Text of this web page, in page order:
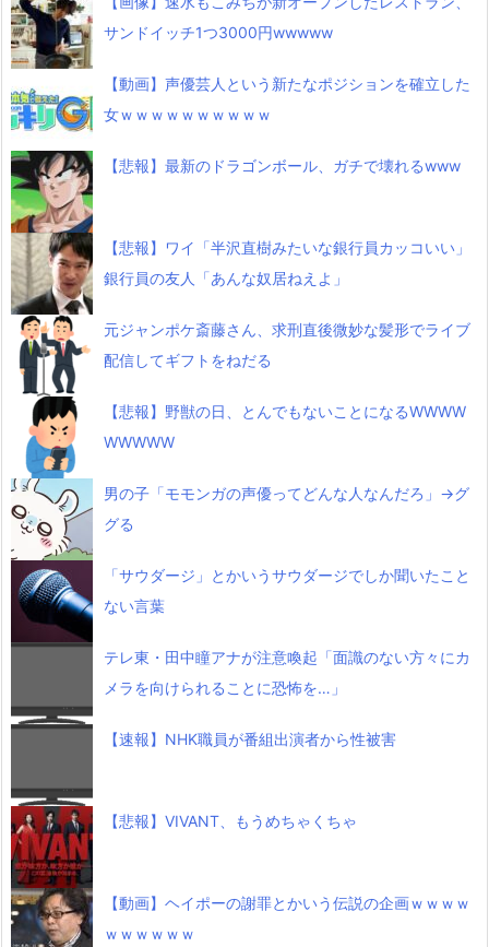
サンドイッチ1つ3000円wwwww
【動画】声優芸人という新たなポジションを確立した
女ｗｗｗｗｗｗｗｗｗｗ
【悲報】最新のドラゴンボール、ガチで壊れるwww
【悲報】ワイ「半沢直樹みたいな銀行員カッコいい」
銀行員の友人「あんな奴居ねえよ」
元ジャンポケ斎藤さん、求刑直後微妙な髪形でライブ
配信してギフトをねだる
【悲報】野獣の日、とんでもないことになるWWWW
WWWWW
男の子「モモンガの声優ってどんな人なんだろ」→グ
グる
「サウダージ」とかいうサウダージでしか聞いたこと
ない言葉
テレ東・田中瞳アナが注意喚起「面識のない方々にカ
メラを向けられることに恐怖を…」
【速報】NHK職員が番組出演者から性被害
【悲報】VIVANT、もうめちゃくちゃ
【動画】ヘイポーの謝罪とかいう伝説の企画ｗｗｗｗ
ｗｗｗｗｗｗ